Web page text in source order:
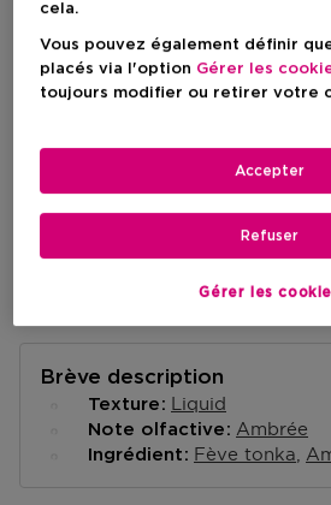
AJOUTER AU PANIER
Livraison à domicile
Retrait dans un magasin près
Selectionner un magasin
Brève description
Texture Liquid
Note olfactive Ambrée
Ingrédient Fève tonka
cela.
Vous pouvez également définir
placés via l'option Gérer les
toujours modifier ou retirer votre
Gérer les
Refuser
Accepter